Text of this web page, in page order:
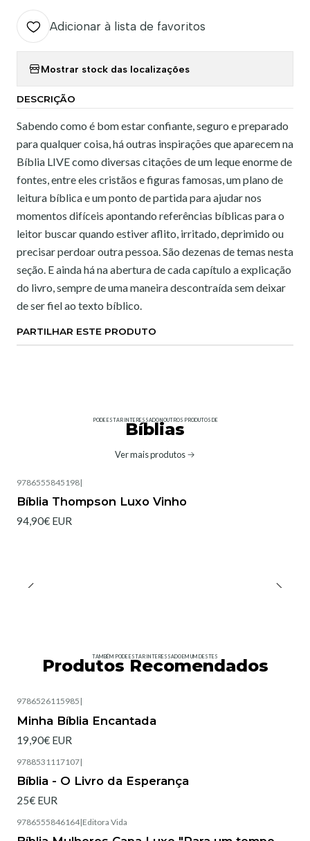
Adicionar à lista de favoritos
Mostrar stock das localizações
DESCRIÇÃO
Sabendo como é bom estar confiante, seguro e preparado
para qualquer coisa, há outras inspirações que aparecem na
Bíblia LIVE como diversas citações de um leque enorme de
fontes, entre eles cristãos e figuras famosas, um plano de
leitura bíblica e um ponto de partida para ajudar nos
momentos difíceis apontando referências bíblicas para o
leitor buscar quando estiver aflito, irritado, deprimido ou
precisar perdoar outra pessoa. São dezenas de temas nesta
seção. E ainda há na abertura de cada capítulo a explicação
do livro, sempre de uma maneira descontraída sem deixar
de ser fiel ao texto bíblico.
PARTILHAR ESTE PRODUTO
PODE ESTAR INTERESSADO NOUTROS PRODUTOS DE
Bíblias
Ver mais produtos
9786555845198|
Bíblia Thompson Luxo Vinho
94,90€ EUR
TAMBÉM PODE ESTAR INTERESSADO EM UM DESTES
Produtos Recomendados
9786526115985 |
Minha Bíblia Encantada
19,90€ EUR
9788531117107|
Bíblia - O Livro da Esperança
25€ EUR
9786555846164|Editora Vida